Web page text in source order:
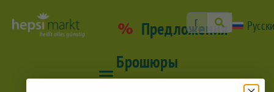
Предложения
Брошюры